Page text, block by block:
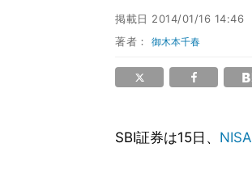
掲載日 2014/01/16 14:46
著者：御木本千春
SBI証券は15日、 NISA